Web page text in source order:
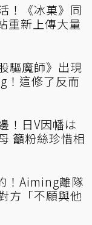
！《冰菓》同
重新上傳大量
驅魔師》出現
！這修了反而
！日V因幡は
籲粉絲珍惜相
！Aiming離隊
方「不願與他